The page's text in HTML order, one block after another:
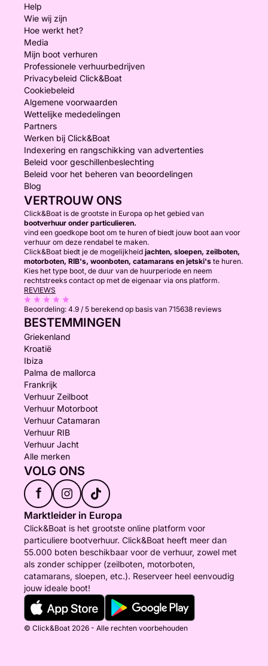
Help
Wie wij zijn
Hoe werkt het?
Media
Mijn boot verhuren
Professionele verhuurbedrijven
Privacybeleid Click&Boat
Cookiebeleid
Algemene voorwaarden
Wettelijke mededelingen
Partners
Werken bij Click&Boat
Indexering en rangschikking van advertenties
Beleid voor geschillenbeslechting
Beleid voor het beheren van beoordelingen
Blog
VERTROUW ONS
Click&Boat is de grootste in Europa op het gebied van
bootverhuur onder particulieren.
vind een goedkope boot om te huren of biedt jouw boot aan voor
verhuur om deze rendabel te maken.
Click&Boat biedt je de mogelijkheid jachten, sloepen, zeilboten,
motorboten, RIB's, woonboten, catamarans en jetski's te huren.
Kies het type boot, de duur van de huurperiode en neem
rechtstreeks contact op met de eigenaar via ons platform.
REVIEWS
Beoordeling: 4.9 / 5 berekend op basis van 715638 reviews
BESTEMMINGEN
Griekenland
Kroatië
Ibiza
Palma de mallorca
Frankrijk
Verhuur Zeilboot
Verhuur Motorboot
Verhuur Catamaran
Verhuur RIB
Verhuur Jacht
Alle merken
VOLG ONS
f
Marktleider in Europa
Click&Boat is het grootste online platform voor
particuliere bootverhuur. Click&Boat heeft meer dan
55.000 boten beschikbaar voor de verhuur, zowel met
als zonder schipper (zeilboten, motorboten,
catamarans, sloepen, etc.). Reserveer heel eenvoudig
jouw ideale boot!
© Click&Boat 2026 - Alle rechten voorbehouden